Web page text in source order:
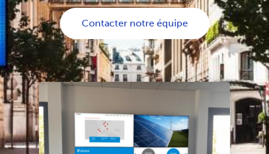
Contacter notre équipe